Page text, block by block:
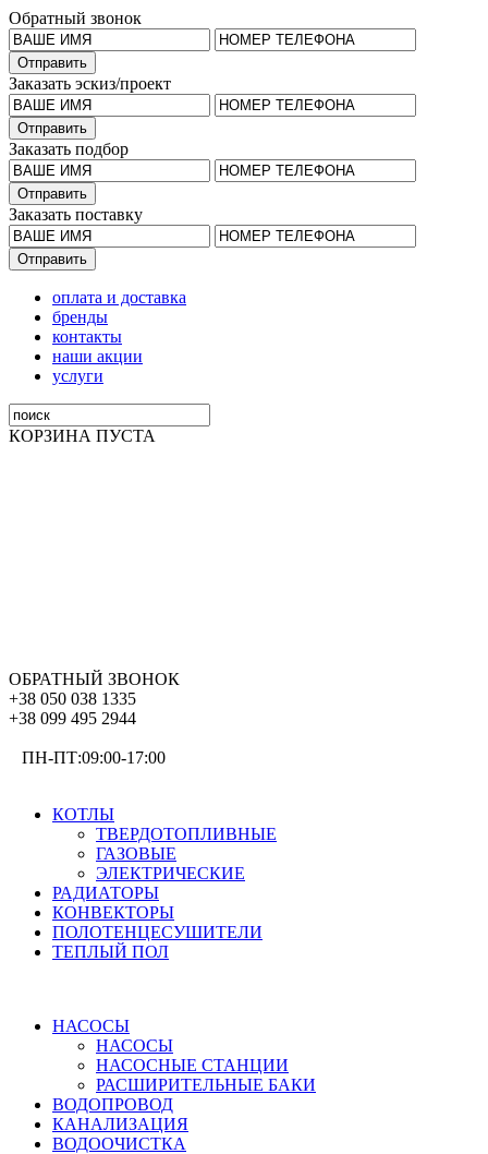
Обратный звонок
Заказать эскиз/проект
Заказать подбор
Заказать поставку
оплата и доставка
бренды
контакты
наши акции
услуги
КОРЗИНА ПУСТА
ОБРАТНЫЙ ЗВОНОК
+38 050 038 1335
+38 099 495 2944
ПН-ПТ:09:00-17:00
КОТЛЫ
ТВЕРДОТОПЛИВНЫЕ
ГАЗОВЫЕ
ЭЛЕКТРИЧЕСКИЕ
РАДИАТОРЫ
КОНВЕКТОРЫ
ПОЛОТЕНЦЕСУШИТЕЛИ
ТЕПЛЫЙ ПОЛ
НАСОСЫ
НАСОСЫ
НАСОСНЫЕ СТАНЦИИ
РАСШИРИТЕЛЬНЫЕ БАКИ
ВОДОПРОВОД
КАНАЛИЗАЦИЯ
ВОДООЧИСТКА